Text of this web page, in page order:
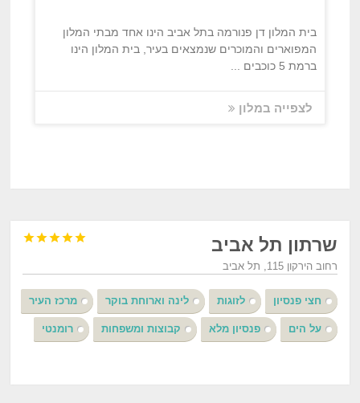
בית המלון דן פנורמה בתל אביב הינו אחד מבתי המלון
המפוארים והמוכרים שנמצאים בעיר, בית המלון הינו
ברמת 5 כוכבים ...
לצפייה במלון
שרתון תל אביב 




רחוב הירקון 115, תל אביב
חצי פנסיון לזוגות לינה וארוחת בוקר מרכז העיר
על הים פנסיון מלא קבוצות ומשפחות רומנטי